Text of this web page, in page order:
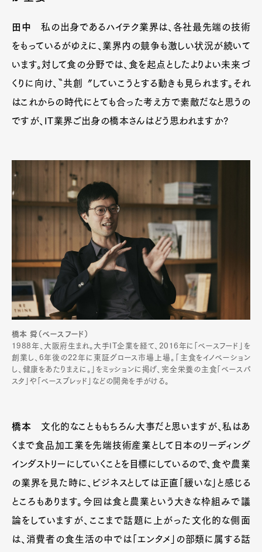
Contact
Pen Meet
Pen international Pen tw
田中 私の出身であるハイテク業界は、各社最先端の技術
をもっているがゆえに、業界内の競争も激しい状況が続いて
います。対して食の分野では、食を起点としたよりよい未来づ
くりに向け、〝共創〞していこうとする動きも見られます。それ
はこれからの時代にとても合った考え方で素敵だなと思うの
ですが、IT業界ご出身の橋本さんはどう思われますか?
橋本 舜（ベースフード）
1988年、大阪府生まれ。大手IT企業を経て、2016年に「ベースフード」を
創業し、6年後の22年に東証グロース市場上場。「主食をイノベーション
し、健康をあたりまえに。」をミッションに掲げ、完全栄養の主食「ベースパ
スタ」や「ベースブレッド」などの開発を手がける。
橋本 文化的なことももちろん大事だと思いますが、私はあ
くまで食品加工業を先端技術産業として日本のリーディング
インダストリーにしていくことを目標にしているので、食や農業
の業界を見た時に、ビジネスとしては正直「緩いな」と感じる
ところもあります。今回は食と農業という大きな枠組みで議
論をしていますが、ここまで話題に上がった文化的な側面
は、消費者の食生活の中では「エンタメ」の部類に属する話